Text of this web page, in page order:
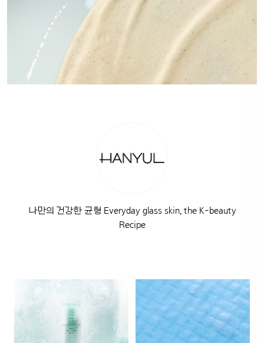
나만의 건강한 균형 Everyday glass skin, the K-beauty
Recipe